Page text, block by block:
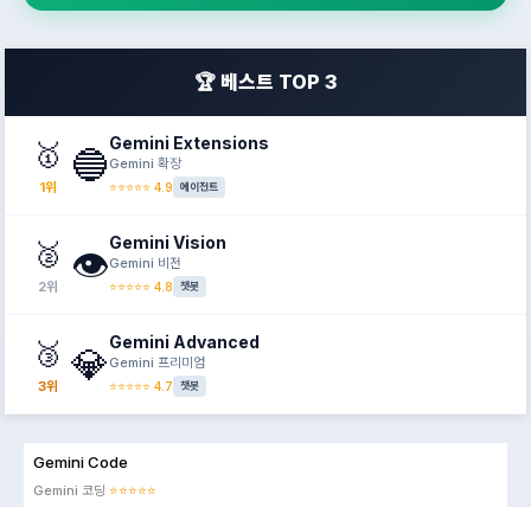
🏆 베스트 TOP 3
🥇
1위 🔵Gemini Extensions
Gemini 확장
⭐⭐⭐⭐⭐ 4.9 에이전트
🥈
2위 👁️Gemini Vision
Gemini 비전
⭐⭐⭐⭐⭐ 4.8 챗봇
🥉
3위 💎Gemini Advanced
Gemini 프리미엄
⭐⭐⭐⭐⭐ 4.7 챗봇
Gemini Code
Gemini 코딩 ⭐⭐⭐⭐⭐